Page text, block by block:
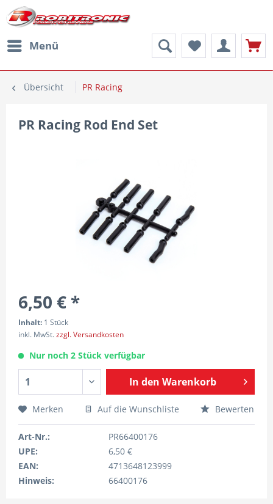
Menü
Übersicht PR Racing
PR Racing Rod End Set
6,50 € *
Inhalt: 1 Stück
inkl. MwSt.zzgl. Versandkosten
Nur noch 2 Stück verfügbar
In den Warenkorb
Merken Auf die Wunschliste Bewerten
Art-Nr.:
PR66400176
UPE:
6,50 €
EAN:
4713648123999
Hinweis:
66400176